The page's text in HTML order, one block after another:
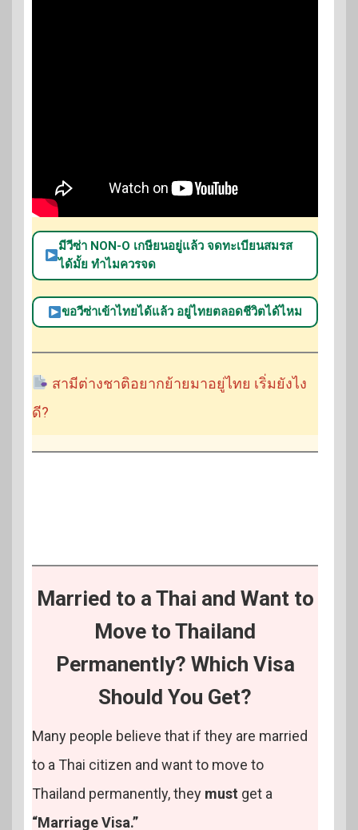
มีวีซ่า NON-O เกษียนอยู่แล้ว จดทะเบียนสมรส
ได้มั้ย ทำไมควรจด
ขอวีซ่าเข้าไทยได้แล้ว อยู่ไทยตลอดชีวิตได้ไหม
สามีต่างชาติอยากย้ายมาอยู่ไทย เริ่มยังไง
ดี?
Married to a Thai and Want to
Move to Thailand
Permanently? Which Visa
Should You Get?
Many people believe that if they are married
to a Thai citizen and want to move to
Thailand permanently, they must get a
“Marriage Visa.”